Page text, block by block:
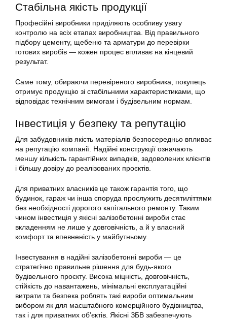
Стабільна якість продукції
Професійні виробники приділяють особливу увагу
контролю на всіх етапах виробництва. Від правильного
підбору цементу, щебеню та арматури до перевірки
готових виробів — кожен процес впливає на кінцевий
результат.
Саме тому, обираючи перевіреного виробника, покупець
отримує продукцію зі стабільними характеристиками, що
відповідає технічним вимогам і будівельним нормам.
Інвестиція у безпеку та репутацію
Для забудовників якість матеріалів безпосередньо впливає
на репутацію компанії. Надійні конструкції означають
меншу кількість гарантійних випадків, задоволених клієнтів
і більшу довіру до реалізованих проєктів.
Для приватних власників це також гарантія того, що
будинок, гараж чи інша споруда прослужить десятиліттями
без необхідності дорогого капітального ремонту. Таким
чином інвестиція у якісні залізобетонні вироби стає
вкладенням не лише у довговічність, а й у власний
комфорт та впевненість у майбутньому.
Інвестування в надійні залізобетонні вироби — це
стратегічно правильне рішення для будь-якого
будівельного проєкту. Висока міцність, довговічність,
стійкість до навантажень, мінімальні експлуатаційні
витрати та безпека роблять такі вироби оптимальним
вибором як для масштабного комерційного будівництва,
так і для приватних об’єктів. Якісні ЗБВ забезпечують